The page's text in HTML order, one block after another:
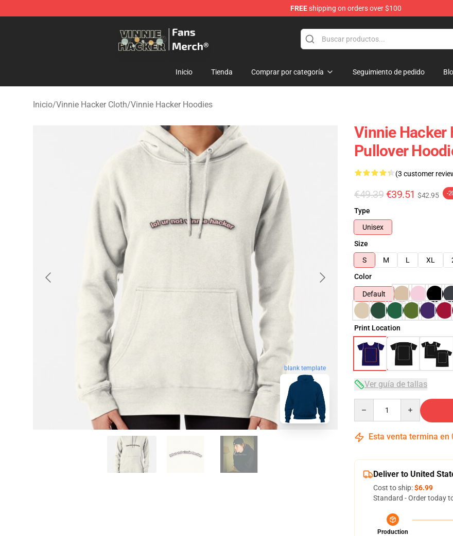
FREEshipping on orders over $100
Inicio Tienda Comprar por categoría Seguimiento de pedido
Inicio/Vinnie Hacker Cloth/Vinnie Hacker Hoodies
blank template
Vinnie Hacker
Pullover
(3 customer
€49.39 €39.51 $42.95 -
Type
Unisex
Size
S
M L XL
Color
Default
Print Location
Ver guía de tallas
Esta venta termina en
Deliver to United
Cost to ship:$6.99
Standard - Order today
Production